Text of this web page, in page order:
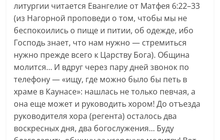
литургии читается Евангелие от Матфея 6:22–33
(из Нагорной проповеди о том, чтобы мы не
беспокоились о пище и питии, об одежде, ибо
Господь знает, что нам нужно — стремиться
нужно прежде всего к Царству Бога). Община
молится… И вдруг через пару дней звонок по
телефону — «ищу, где можно было бы петь в
храме в Каунасе»: нашлась не только певчая, а
она еще может и руководить хором! До отъезда
руководителя хора (регента) осталось два
воскресных дня, два богослужения… Буду